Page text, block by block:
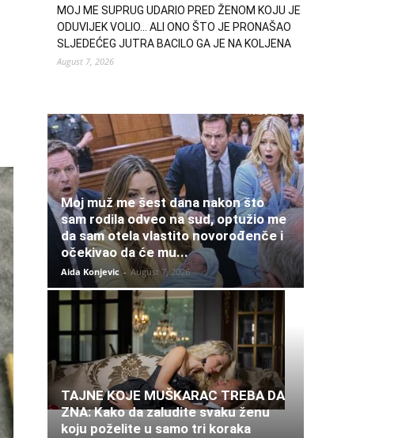
MOJ ME SUPRUG UDARIO PRED ŽENOM KOJU JE
ODUVIJEK VOLIO… ALI ONO ŠTO JE PRONAŠAO
SLJEDEĆEG JUTRA BACILO GA JE NA KOLJENA
August 7, 2026
Moj muž me šest dana nakon što
sam rodila odveo na sud, optužio me
da sam otela vlastito novorođenče i
očekivao da će mu...
Aida Konjevic - August 7, 2026
TAJNE KOJE MUŠKARAC TREBA DA
ZNA: Kako da zaludite svaku ženu
koju poželite u samo tri koraka